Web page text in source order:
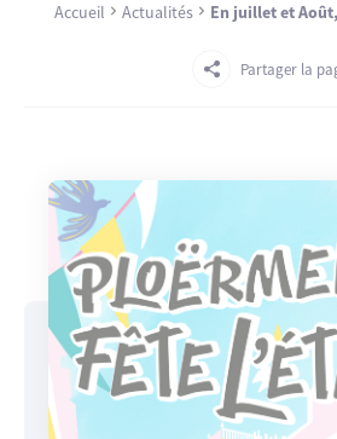
Accueil Actualités En juillet et
Partager la